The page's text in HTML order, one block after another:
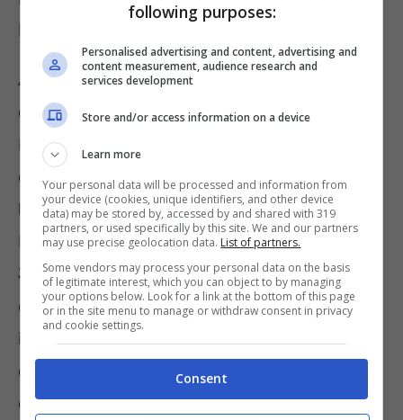
Bennet, l’accusa di stupro
Asia Argento ha dato il via all’ondata di
denunce contro il potentissimo produttore
Harvey Weinstein e viene considerata una
delle capofila capostipiti del
movimento
MeToo.
Ma nel 2018 l’attrice è stata accusata da
Jimmy Bennet, giovane attore californiano,
di una violenza che sarebbe stata consumata
in un albergo nel 2013. Asia Argento.
d’accordo con il compianto Bourdain, avrebbe
dato a Bennett 380.000 dollari per evitare
following purposes:
Personalised advertising and content, advertising and
content measurement, audience research and
services development
Store and/or access information on a device
Learn more
Your personal data will be processed and information from
your device (cookies, unique identifiers, and other device
data) may be stored by, accessed by and shared with 319
partners, or used specifically by this site. We and our partners
may use precise geolocation data. List of partners.
Some vendors may process your personal data on the basis
of legitimate interest, which you can object to by managing
your options below. Look for a link at the bottom of this page
or in the site menu to manage or withdraw consent in privacy
and cookie settings.
Consent